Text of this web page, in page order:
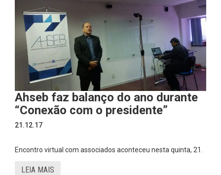
Ahseb faz balanço do ano durante
“Conexão com o presidente”
21.12.17
Encontro virtual com associados aconteceu nesta quinta, 21.
LEIA MAIS